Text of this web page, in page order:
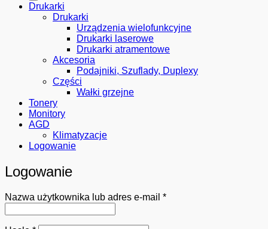
Drukarki
Drukarki
Urządzenia wielofunkcyjne
Drukarki laserowe
Drukarki atramentowe
Akcesoria
Podajniki, Szuflady, Duplexy
Części
Wałki grzejne
Tonery
Monitory
AGD
Klimatyzacje
Logowanie
Logowanie
Nazwa użytkownika lub adres e-mail *Wymagane